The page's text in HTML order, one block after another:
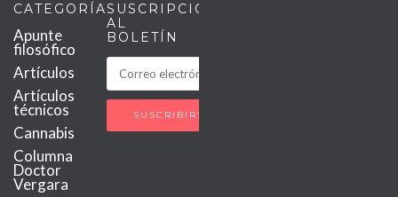
CATEGORÍAS
Apunte
filosófico
Artículos
Artículos
técnicos
Cannabis
Columna
Doctor
Vergara
SUSCRIPCIÓN
AL
BOLETÍN